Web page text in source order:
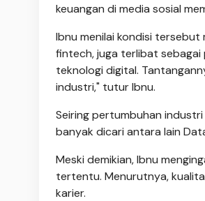
keuangan di media sosial
Ibnu menilai kondisi
fintech, juga terlibat sebagai
teknologi digital.
industri," tutur Ibnu.
Seiring pertumbuhan
banyak dicari antara lain
Meski demikian, Ibnu
tertentu. Menurutnya,
karier.